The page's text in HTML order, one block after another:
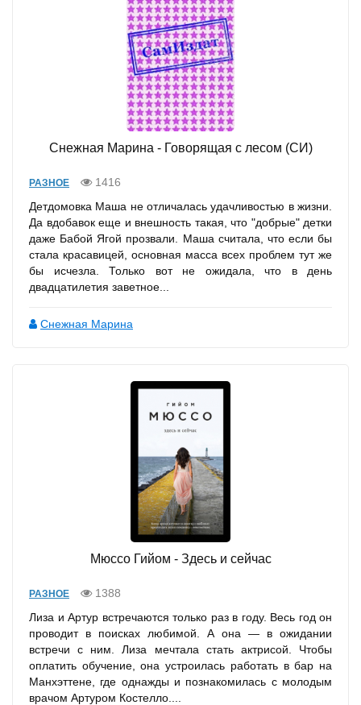
Снежная Марина - Говорящая с лесом (СИ)
РАЗНОЕ
1416
Детдомовка Маша не отличалась удачливостью в жизни.
Да вдобавок еще и внешность такая, что "добрые" детки
даже Бабой Ягой прозвали. Маша считала, что если бы
стала красавицей, основная масса всех проблем тут же
бы исчезла. Только вот не ожидала, что в день
двадцатилетия заветное...
Снежная Марина
Мюссо Гийом - Здесь и сейчас
РАЗНОЕ
1388
Лиза и Артур встречаются только раз в году. Весь год он
проводит в поисках любимой. А она — в ожидании
встречи с ним. Лиза мечтала стать актрисой. Чтобы
оплатить обучение, она устроилась работать в бар на
Манхэттене, где однажды и познакомилась с молодым
врачом Артуром Костелло....